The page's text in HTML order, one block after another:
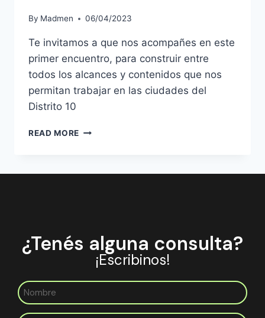
By Madmen 06/04/2023
Te invitamos a que nos acompañes en este
primer encuentro, para construir entre
todos los alcances y contenidos que nos
permitan trabajar en las ciudades del
Distrito 10
READ MORE
¿Tenés alguna consulta?
¡Escribinos!